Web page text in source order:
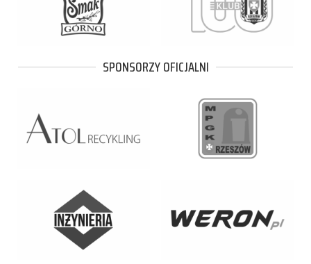
SPONSORZY OFICJALNI